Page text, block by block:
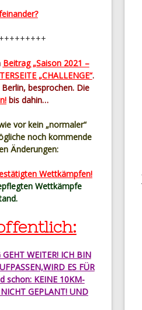
Beitrag „Saison 2021 –
„CHALLENGE“.
besprochen. Die
bis dahin…
vor kein „normaler“
noch kommende
Änderungen:
Wettkämpfen!
Wettkämpfe
WEITER! ICH BIN
ES FÜR
schon: KEINE 10KM-
GEPLANT! UND